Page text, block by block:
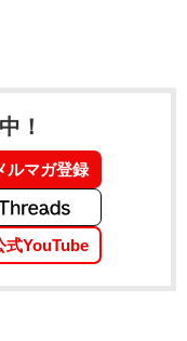
！
ルマガ登録
式YouTube